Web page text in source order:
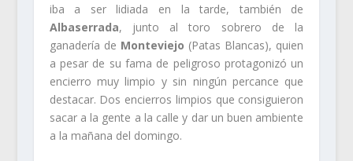
iba a ser lidiada en la tarde, también de
Albaserrada, junto al toro sobrero de la
ganadería de Monteviejo (Patas Blancas), quien
a pesar de su fama de peligroso protagonizó un
encierro muy limpio y sin ningún percance que
destacar. Dos encierros limpios que consiguieron
sacar a la gente a la calle y dar un buen ambiente
a la mañana del domingo.